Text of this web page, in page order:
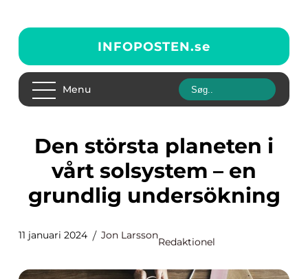
INFOPOSTEN.se
Menu
Den största planeten i
vårt solsystem – en
grundlig undersökning
11 januari 2024 Jon Larsson
Redaktionel